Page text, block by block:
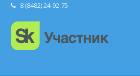
8 (8482) 24-92-75